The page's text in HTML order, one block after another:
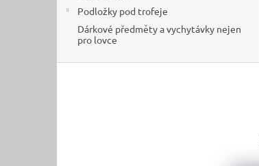
Podložky pod trofeje
Dárkové předměty a vychytávky nejen
pro lovce